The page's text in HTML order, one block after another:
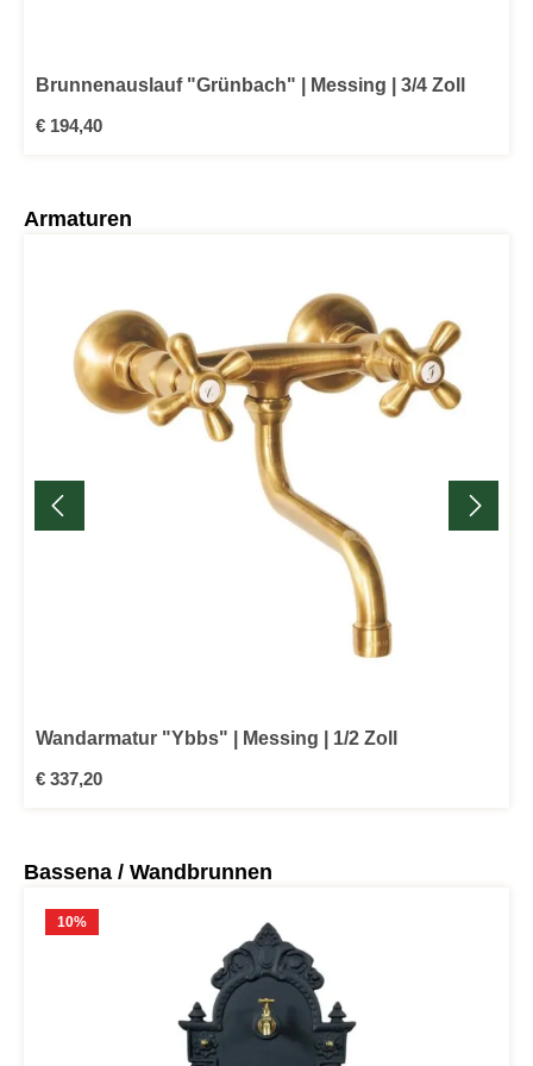
Brunnenauslauf "Grünbach" | Messing | 3/4 Zoll
Regulärer Preis:
€ 194,40
Produktgalerie überspringen
Armaturen
Wandarmatur "Ybbs" | Messing | 1/2 Zoll
Regulärer Preis:
€ 337,20
Produktgalerie überspringen
Bassena / Wandbrunnen
10%